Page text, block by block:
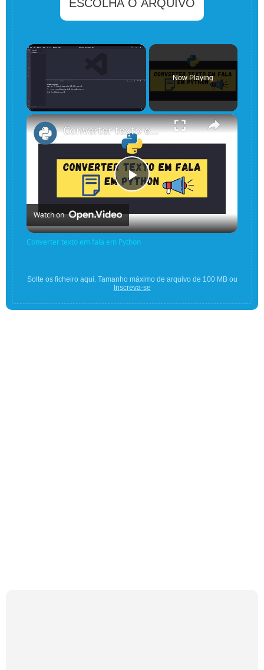
ESCOLHA O ARQUIVO
×
Now Playing
×
Play
Video
Converter texto em fala em Python
Watch on
Converter texto em fala em Python
Solte os ficheiro aqui. Tamanho máximo de arquivo de 100 MB ou
Inscreva-se